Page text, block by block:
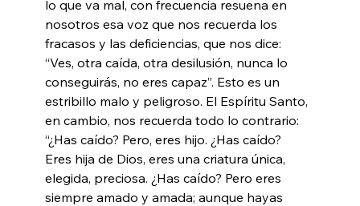
lo que va mal, con frecuencia resuena en
nosotros esa voz que nos recuerda los
fracasos y las deficiencias, que nos dice:
“Ves, otra caída, otra desilusión, nunca lo
conseguirás, no eres capaz”. Esto es un
estribillo malo y peligroso. El Espíritu Santo,
en cambio, nos recuerda todo lo contrario:
“¿Has caído? Pero, eres hijo. ¿Has caído?
Eres hija de Dios, eres una criatura única,
elegida, preciosa. ¿Has caído? Pero eres
siempre amado y amada; aunque hayas